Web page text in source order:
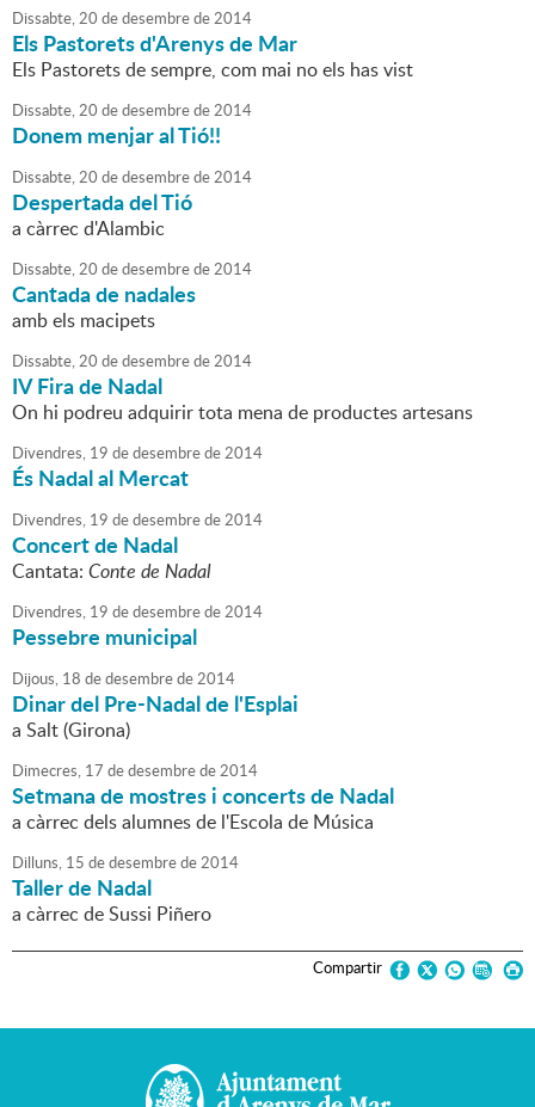
Dissabte,20 dedesembrede2014
Els Pastorets d'Arenys de Mar
Els Pastorets de sempre, com mai no els has vist
Dissabte,20 dedesembrede2014
Donem menjar al Tió!!
Dissabte,20 dedesembrede2014
Despertada del Tió
a càrrec d'Alambic
Dissabte,20 dedesembrede2014
Cantada de nadales
amb els macipets
Dissabte,20 dedesembrede2014
IV Fira de Nadal
On hi podreu adquirir tota mena de productes artesans
Divendres, 19 dedesembrede2014
És Nadal al Mercat
Divendres, 19 dedesembrede2014
Concert de Nadal
Cantata: Conte de Nadal
Divendres, 19 dedesembrede2014
Pessebre municipal
Dijous, 18 dedesembrede2014
Dinar del Pre-Nadal de l'Esplai
a Salt (Girona)
Dimecres, 17 dedesembrede2014
Setmana de mostres i concerts de Nadal
a càrrec dels alumnes de l'Escola de Música
Dilluns, 15 dedesembrede2014
Taller de Nadal
a càrrec de Sussi Piñero
Compartir